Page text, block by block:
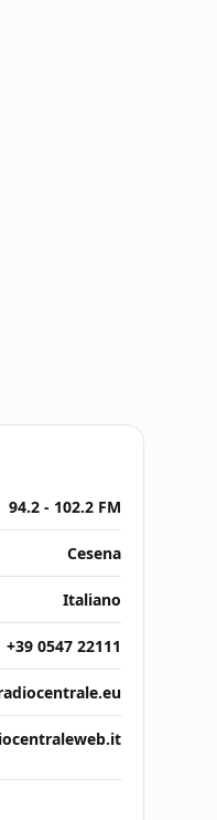
94.2 - 102.2 FM
Cesena
Italiano
+39 0547 22111